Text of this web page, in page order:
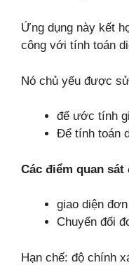
Ứng dụng này kết
công với tính toán
Nó chủ yếu được
để ước tính
Để tính toán
Các điểm quan
giao diện
Chuyển đổi
Hạn chế: độ chính